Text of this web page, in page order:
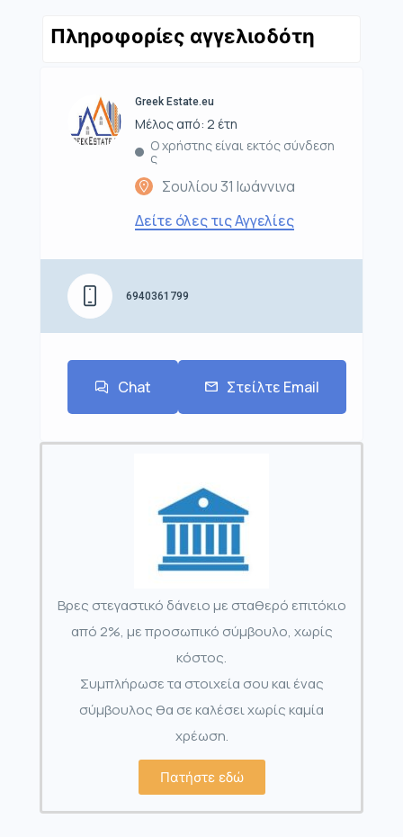
Πληροφορίες αγγελιοδότη
Greek Estate.eu
Μέλος από: 2 έτη
Ο χρήστης είναι εκτός σύνδεση
ς
Σουλίου 31 Ιωάννινα
Δείτε όλες τις Αγγελίες
6940361799
Chat Στείλτε Email
Βρες στεγαστικό δάνειο με σταθερό επιτόκιο
από 2%, με προσωπικό σύμβουλο, χωρίς
κόστος.
Συμπλήρωσε τα στοιχεία σου και ένας
σύμβουλος θα σε καλέσει χωρίς καμία
χρέωση.
Πατήστε εδώ